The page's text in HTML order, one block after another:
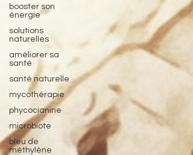
booster son
énergie
solutions
naturelles
améliorer sa
santé
santé naturelle
mycothérapie
phycocianine
microbiote
bleu de
méthylène